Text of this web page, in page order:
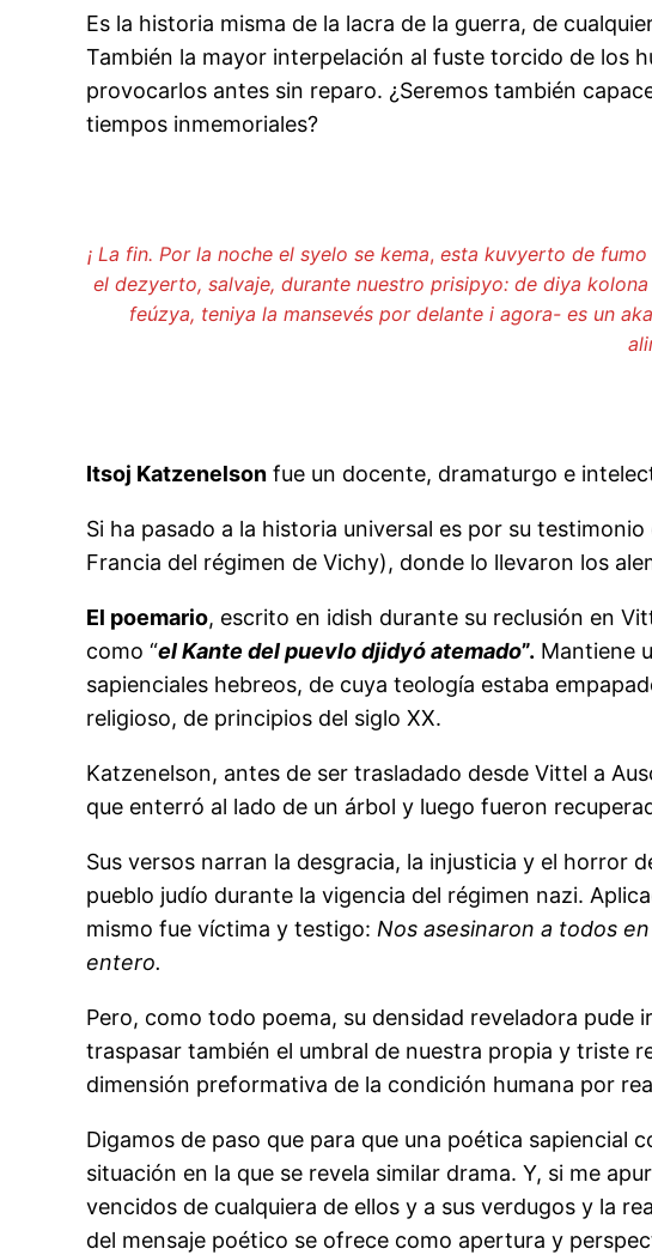
Es la historia misma de la lacra de la guerra, de
También la mayor interpelación al fuste torcido de los
provocarlos antes sin reparo. ¿Seremos también
tiempos inmemoriales?
¡ La fin. Por la noche el syelo se kema, esta kuvyerto de
el dezyerto, salvaje, durante nuestro prisipyo: de diya
feúzya, teniya la mansevés por delante i agora- es un
Itsoj Katzenelson fue un docente, dramaturgo e
Si ha pasado a la historia universal es por su
Francia del régimen de Vichy), donde lo llevaron los
El poemario, escrito en idish durante su reclusión en
como “el Kante del puevlo djidyó atemado”. Mantiene
sapienciales hebreos, de cuya teología estaba
religioso, de principios del siglo XX.
Katzenelson, antes de ser trasladado desde Vittel a
que enterró al lado de un árbol y luego fueron
Sus versos narran la desgracia, la injusticia y el horror
pueblo judío durante la vigencia del régimen nazi.
mismo fue víctima y testigo: Nos asesinaron a todos
entero.
Pero, como todo poema, su densidad reveladora pude
traspasar también el umbral de nuestra propia y triste
dimensión preformativa de la condición humana por
Digamos de paso que para que una poética sapiencial
situación en la que se revela similar drama. Y, si me
vencidos de cualquiera de ellos y a sus verdugos y la
del mensaje poético se ofrece como apertura y